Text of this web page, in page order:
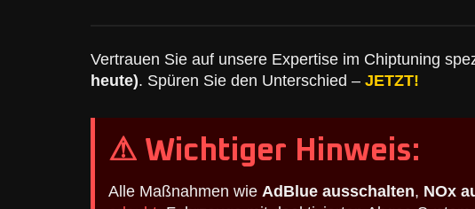
Vertrauen Sie auf unsere Expertise im Chiptuning
heute). Spüren Sie den Unterschied – JETZT!
⚠ Wichtiger Hinweis:
Alle Maßnahmen wie AdBlue ausschalten, NOx